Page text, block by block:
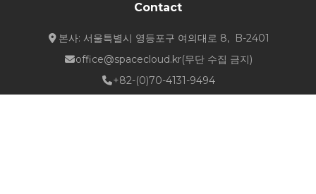
Contact
본사: 서울특별시 영등포구 여의대로 8, B-2401
office@spacecloud.kr(무단 수집 금지)
+82-(0)70-4131-9494